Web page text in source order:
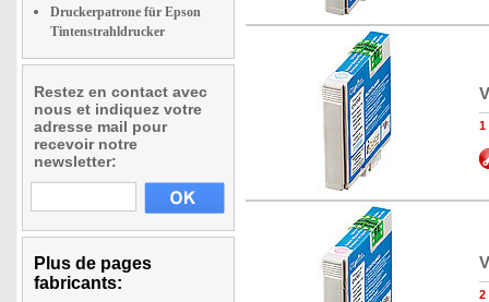
Druckerpatrone für Epson
Tintenstrahldrucker
Restez en contact avec
nous et indiquez votre
adresse mail pour
recevoir notre
newsletter:
Plus de pages
fabricants:
1
2